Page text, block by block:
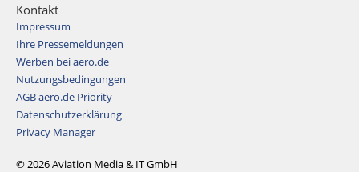
Kontakt
Impressum
Ihre Pressemeldungen
Werben bei aero.de
Nutzungsbedingungen
AGB aero.de Priority
Datenschutzerklärung
Privacy Manager
© 2026 Aviation Media & IT GmbH